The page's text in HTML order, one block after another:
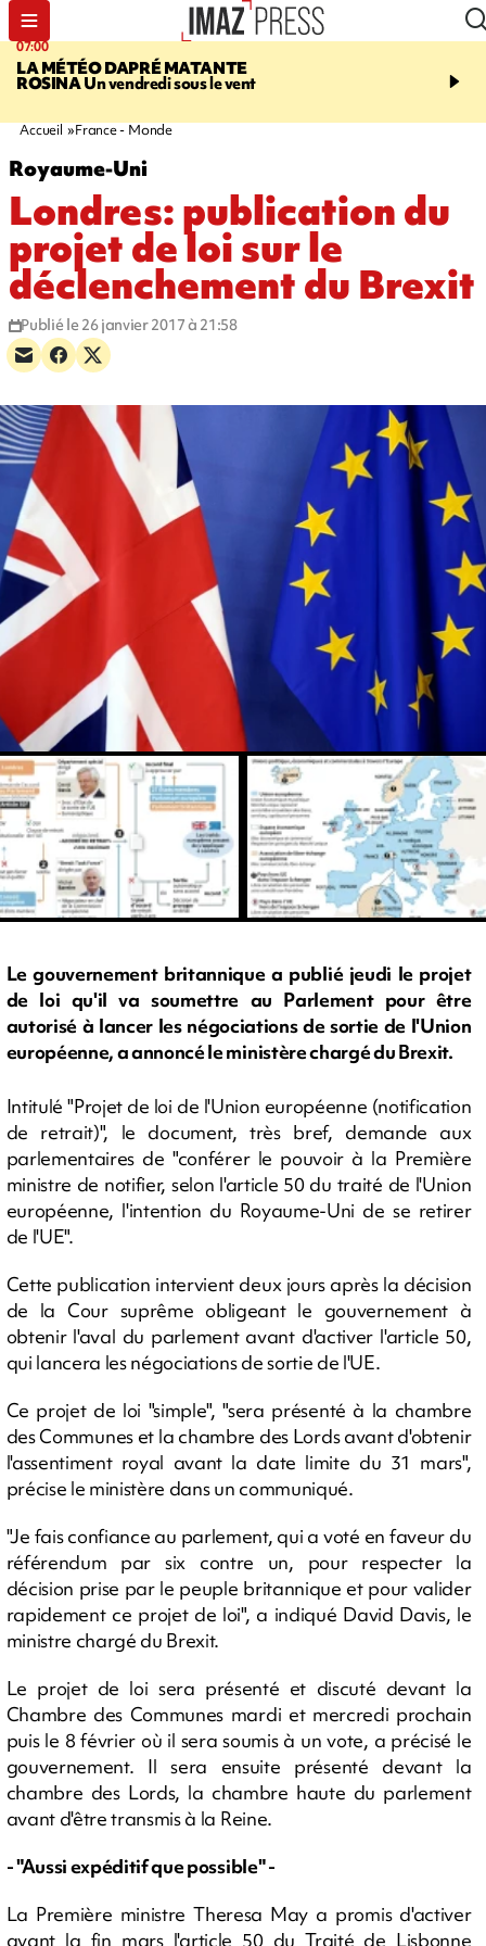
07:00
LA MÉTÉO DAPRÉ MATANTE
ROSINAUn vendredi sous le vent
07:58
téléphérique Papang
Accueil France - Monde
Royaume-Uni
Londres: publication du
projet de loi sur le
déclenchement du Brexit
Publié le 26 janvier 2017 à 21:58
Le gouvernement britannique a publié jeudi le projet
de loi qu'il va soumettre au Parlement pour être
autorisé à lancer les négociations de sortie de l'Union
européenne, a annoncé le ministère chargé du Brexit.
Intitulé "Projet de loi de l'Union européenne (notification
de retrait)", le document, très bref, demande aux
parlementaires de "conférer le pouvoir à la Première
ministre de notifier, selon l'article 50 du traité de l'Union
européenne, l'intention du Royaume-Uni de se retirer
de l'UE".
Cette publication intervient deux jours après la décision
de la Cour suprême obligeant le gouvernement à
obtenir l'aval du parlement avant d'activer l'article 50,
qui lancera les négociations de sortie de l'UE.
Ce projet de loi "simple", "sera présenté à la chambre
des Communes et la chambre des Lords avant d'obtenir
l'assentiment royal avant la date limite du 31 mars",
précise le ministère dans un communiqué.
"Je fais confiance au parlement, qui a voté en faveur du
référendum par six contre un, pour respecter la
décision prise par le peuple britannique et pour valider
rapidement ce projet de loi", a indiqué David Davis, le
ministre chargé du Brexit.
Le projet de loi sera présenté et discuté devant la
Chambre des Communes mardi et mercredi prochain
puis le 8 février où il sera soumis à un vote, a précisé le
gouvernement. Il sera ensuite présenté devant la
chambre des Lords, la chambre haute du parlement
avant d'être transmis à la Reine.
- "Aussi expéditif que possible" -
La Première ministre Theresa May a promis d'activer
avant la fin mars l'article 50 du Traité de Lisbonne